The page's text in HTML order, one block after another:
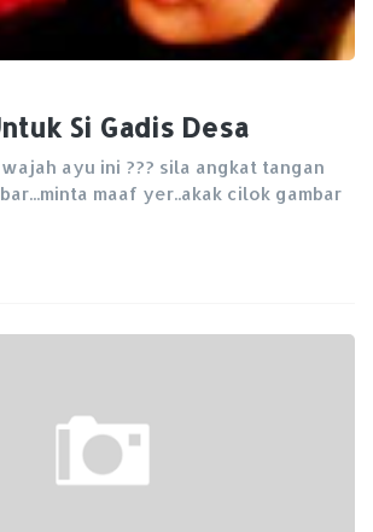
Si Gadis Desa
ayu ini ??? sila angkat tangan
maaf yer..akak cilok gambar